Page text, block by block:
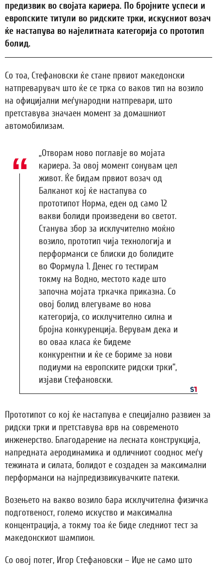
предизвик во својата кариера. По бројните успеси и
европските титули во ридските трки, искусниот возач
ќе настапува во најелитната категорија со прототип
болид.
Со тоа, Стефановски ќе стане првиот македонски
натпреварувач што ќе се трка со ваков тип на возило
на официјални меѓународни натпревари, што
претставува значаен момент за домашниот
автомобилизам.
„Отворам ново поглавје во мојата
кариера. За овој момент сонувам цел
живот. Ќе бидам првиот возач од
Балканот кој ќе настапува со
прототипот Норма, еден од само 12
вакви болиди произведени во светот.
Станува збор за исклучително моќно
возило, прототип чија технологија и
перформанси се блиски до болидите
во Формула 1. Денес го тестирам
токму на Водно, местото каде што
започна мојата тркачка приказна. Со
овој болид влегуваме во нова
категорија, со исклучително силна и
бројна конкуренција. Верувам дека и
во оваа класа ќе бидеме
конкурентни и ќе се бориме за нови
подиуми на европските ридски трки“,
изјави Стефановски.
Прототипот со кој ќе настапува е специјално развиен за
ридски трки и претставува врв на современото
инженерство. Благодарение на лесната конструкција,
напредната аеродинамика и одличниот сооднос меѓу
тежината и силата, болидот е создаден за максимални
перформанси на најпредизвикувачките патеки.
Возењето на вакво возило бара исклучителна физичка
подготвеност, големо искуство и максимална
концентрација, а токму тоа ќе биде следниот тест за
македонскиот шампион.
Со овој потег, Игор Стефановски – Иџе не само што